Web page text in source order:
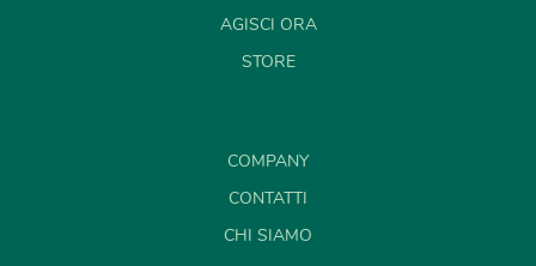
AGISCI ORA
STORE
COMPANY
CONTATTI
CHI SIAMO